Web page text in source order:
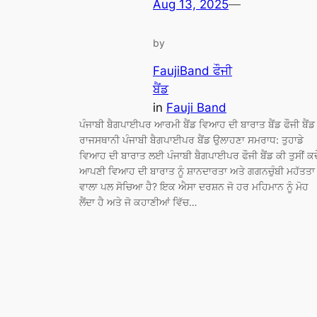
Aug 13, 2025—
by
FaujiBand ਫੌਜੀ
ਬੈਂਡ
in Fauji Band
ਪੰਜਾਬੀ ਬੈਗਪਾਈਪਰ ਆਰਮੀ ਬੈਂਡ ਵਿਆਹ ਦੀ ਬਾਰਾਤ ਬੈਂਡ ਫੌਜੀ ਬੈਂਡ
ਰਾਜਸਥਾਨੀ ਪੰਜਾਬੀ ਬੈਗਪਾਈਪਰ ਬੈਂਡ ਉਲਾਹਣਾ ਸਮਰਾਧ: ਤੁਹਾਡੇ
ਵਿਆਹ ਦੀ ਬਾਰਾਤ ਲਈ ਪੰਜਾਬੀ ਬੈਗਪਾਈਪਰ ਫੌਜੀ ਬੈਂਡ ਕੀ ਤੁਸੀਂ
ਆਪਣੀ ਵਿਆਹ ਦੀ ਬਾਰਾਤ ਨੂੰ ਸ਼ਾਨਦਾਰਤਾ ਅਤੇ ਗਗਨਚੁੰਬੀ ਮਹੱਤਤਾ
ਵਾਲਾ ਪਲ ਸੋਚਿਆ ਹੈ? ਇਕ ਐਸਾ ਦਰਸ਼ਨ ਜੋ ਹਰ ਮਹਿਮਾਨ ਨੂੰ ਮੋਹ
ਲੈਂਦਾ ਹੈ ਅਤੇ ਜੋ ਕਹਾਣੀਆਂ ਵਿੱਚ…